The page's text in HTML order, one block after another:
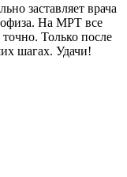
заставляет врача
На МРТ все
Только после
шагах. Удачи!